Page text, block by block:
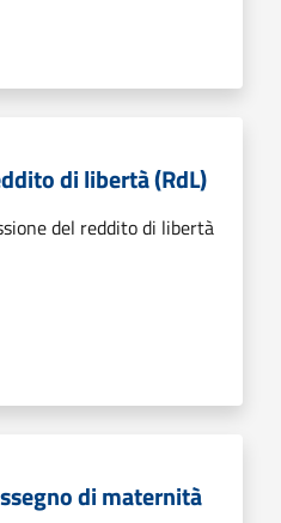
di libertà (RdL)
del reddito di libertà
di maternità